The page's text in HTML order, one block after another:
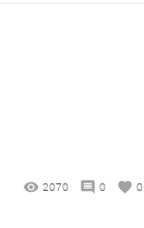
2070 0 0